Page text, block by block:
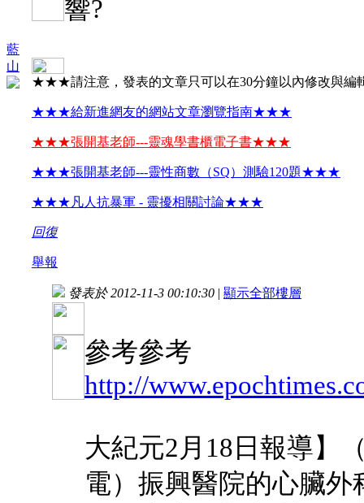
藍
山
響?
★★★請注意，發表的文章只可以在30分鐘以內修改與
★★★給新進網友的網站文章瀏覽指南★★★
★★★張開基老師---靈魂學書櫃電子書★★★
★★★張開基老師---靈性商數（SQ）測驗120題★★★
★★★凡人抗暴軍 - 靈擾相關討論★★★
回復
舉報
發表於 2012-11-3 00:10:30 | 顯示全部樓層
參考參考
http://
大紀元2月18日報導】
電）振興醫院的心臟